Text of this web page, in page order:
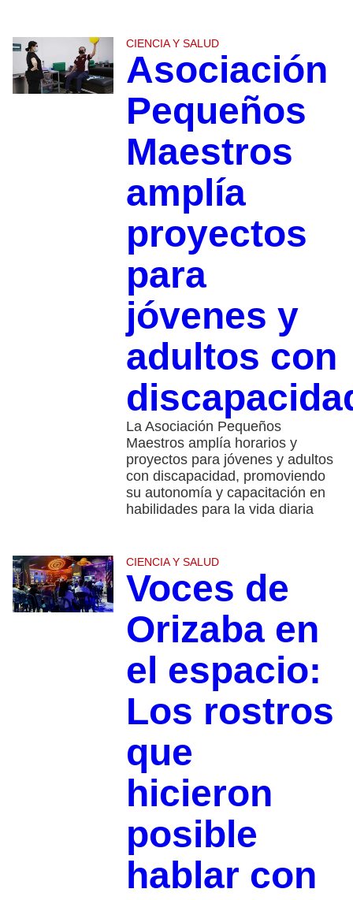
CIENCIA Y SALUD
Asociación
Pequeños
Maestros
amplía
proyectos
para
jóvenes y
adultos con
La Asociación Pequeños
Maestros amplía horarios y
proyectos para jóvenes y adultos
con discapacidad, promoviendo
su autonomía y capacitación en
habilidades para la vida diaria
CIENCIA Y SALUD
Voces de
Orizaba en
el espacio:
Los rostros
que
hicieron
posible
hablar con